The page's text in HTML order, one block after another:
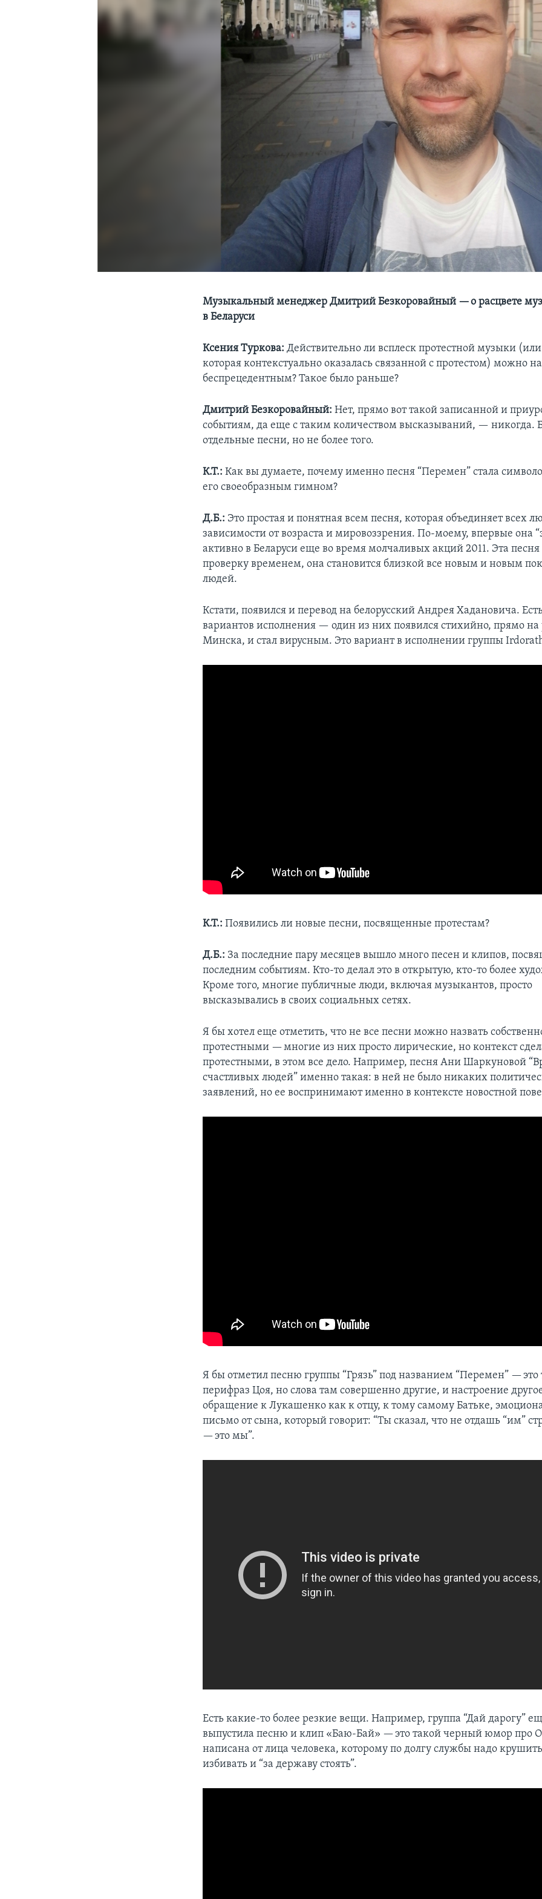
Музыкальный менеджер Дмитрий Безкоровайный — о расцвете
в Беларуси
Ксения Туркова:Действительно ли всплеск протестной музыки
которая контекстуально оказалась связанной с протестом) можно
беспрецедентным? Такое было раньше?
Дмитрий Безкоровайный: Нет, прямо вот такой записанной и
событиям, да еще с таким количеством высказываний, — никогда.
отдельные песни, но не более того.
К.Т.:Как вы думаете, почему именно песня “Перемен” стала
его своеобразным гимном?
Д.Б.: Это простая и понятная всем песня, которая объединяет всех
зависимости от возраста и мировоззрения. По-моему, впервые она
активно в Беларуси еще во время молчаливых акций 2011. Эта
проверку временем, она становится близкой все новым и новым
людей.
Кстати, появился и перевод на белорусский Андрея Хадановича.
вариантов исполнения — один из них появился стихийно, прямо на
Минска, и стал вирусным. Это вариант в исполнении группы
К.Т.:Появились ли новые песни, посвященные протестам?
Д.Б.: За последние пару месяцев вышло много песен и клипов,
последним событиям. Кто-то делал это в открытую, кто-то более
Кроме того, многие публичные люди, включая музыкантов, просто
высказывались в своих социальных сетях.
Я бы хотел еще отметить, что не все песни можно назвать
протестными — многие из них просто лирические, но контекст
протестными, в этом все дело. Например, песня Ани Шаркуновой
счастливых людей” именно такая: в ней не было никаких
заявлений, но ее воспринимают именно в контексте новостной
Я бы отметил песню группы “Грязь” под названием “Перемен” — это
перифраз Цоя, но слова там совершенно другие, и настроение
обращение к Лукашенко как к отцу, к тому самому Батьке,
письмо от сына, который говорит: “Ты сказал, что не отдашь “им”
— это мы”.
Есть какие-то более резкие вещи. Например, группа “Дай дарогу”
выпустила песню и клип «Баю-Бай» — это такой черный юмор про
написана от лица человека, которому по долгу службы надо
избивать и “за державу стоять”.